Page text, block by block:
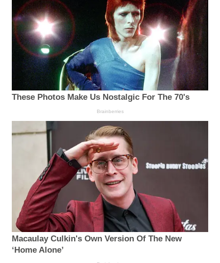
These Photos Make Us Nostalgic For The 70's
Brainberries
Macaulay Culkin's Own Version Of The New
‘Home Alone’